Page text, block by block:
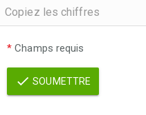
* Champs requis
SOUMETTRE